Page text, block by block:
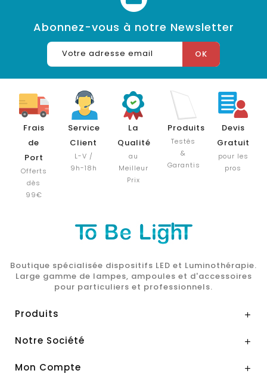
Abonnez-vous à notre Newsletter
Frais
de
Port
Offerts
dès
99€
Service
Client
L-V /
9h-18h
La
Qualité
au
Meilleur
Prix
Produits
Testés
&
Garantis
Devis
Gratuit
pour les
pros
Boutique spécialisée dispositifs LED et Luminothérapie.
Large gamme de lampes, ampoules et d'accessoires
pour particuliers et professionnels.
Produits 
Notre Société 
Mon Compte 